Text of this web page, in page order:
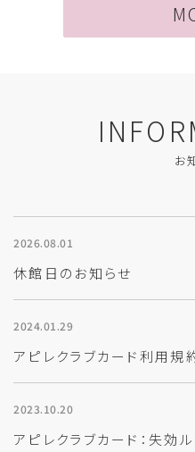
お
2026.08.01
休館日のお知らせ
2024.01.29
アピレクラブカード利用規
2023.10.20
アピレクラブカード：失効